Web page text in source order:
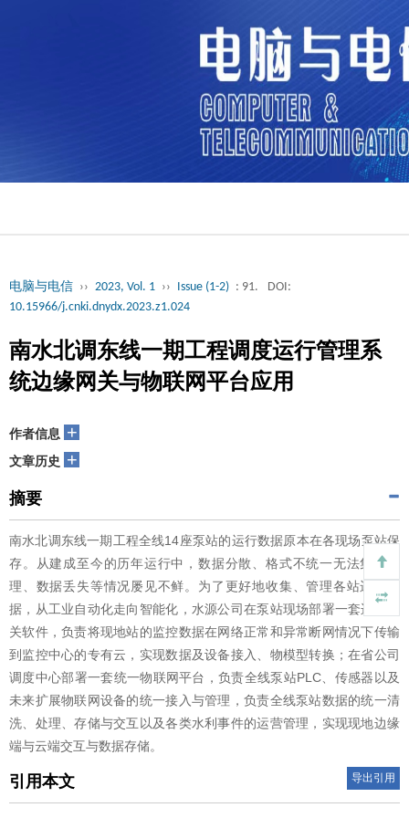
电脑与电信 ›› 2023, Vol. 1 ›› Issue (1-2) : 91.
DOI:
10.15966/j.cnki.dnydx.2023.z1.024
南水北调东线一期工程调度运行管理系
统边缘网关与物联网平台应用
作者信息 +
文章历史 +
摘要
南水北调东线一期工程全线14座泵站的运行数据原本在各现场泵站保
存。从建成至今的历年运行中，数据分散、格式不统一无法集中管
理、数据丢失等情况屡见不鲜。为了更好地收集、管理各站运行数
据，从工业自动化走向智能化，水源公司在泵站现场部署一套边缘网
关软件，负责将现地站的监控数据在网络正常和异常断网情况下传输
到监控中心的专有云，实现数据及设备接入、物模型转换；在省公司
调度中心部署一套统一物联网平台，负责全线泵站PLC、传感器以及
未来扩展物联网设备的统一接入与管理，负责全线泵站数据的统一清
洗、处理、存储与交互以及各类水利事件的运营管理，实现现地边缘
端与云端交互与数据存储。
引用本文 导出引用